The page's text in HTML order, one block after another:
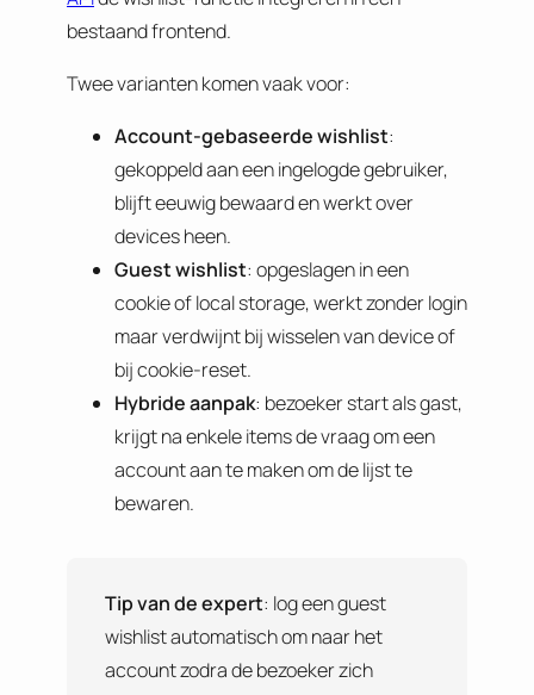
bestaand frontend.
Twee varianten komen vaak voor:
Account-gebaseerde wishlist:
gekoppeld aan een ingelogde gebruiker,
blijft eeuwig bewaard en werkt over
devices heen.
Guest wishlist: opgeslagen in een
cookie of local storage, werkt zonder login
maar verdwijnt bij wisselen van device of
bij cookie-reset.
Hybride aanpak: bezoeker start als gast,
krijgt na enkele items de vraag om een
account aan te maken om de lijst te
bewaren.
Tip van de expert: log een guest
wishlist automatisch om naar het
account zodra de bezoeker zich